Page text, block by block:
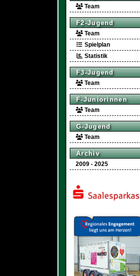
Team
F2-Jugend
Team
Spielplan
Statistik
F3-Jugend
Team
F-Juniorinnen
Team
G-Jugend
Team
Archiv
2009 - 2025